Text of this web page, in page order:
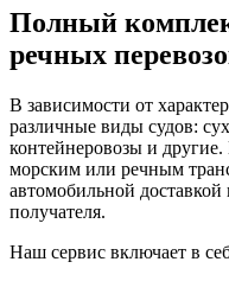
Полный
речных
В зависимости от
различные виды судов:
контейнеровозы и
морским или речным
автомобильной
получателя.
Наш сервис включает в